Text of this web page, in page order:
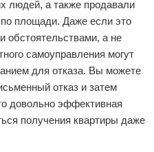
людей, а также продавали
площади. Даже если это
обстоятельствами, а не
самоуправления могут
для отказа. Вы можете
отказ и затем
довольно эффективная
получения квартиры даже